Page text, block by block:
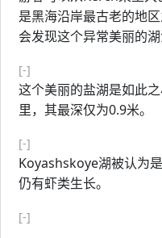
是黑海沿岸最古老的地
会发现这个异常美丽的湖
[-]
这个美丽的盐湖是如此
里，其最深仅为0.9米。
[-]
Koyashskoye湖被认为
仍有虾类生长。
[-]